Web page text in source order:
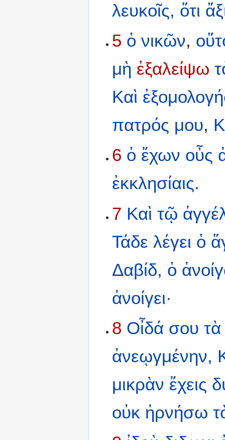
λευκοῖς, ὅτι
5 ὁ νικῶν,
μὴ ἐξαλείψω
Καὶ
πατρός μου,
6 ὁ ἔχων οὖς
ἐκκλησίαις.
7 Καὶ τῷ
Τάδε λέγει ὁ
Δαβίδ, ὁ
ἀνοίγει·
8 Οἶδά σου τὰ
ἀνεῳγμένην,
μικρὰν ἔχεις
οὐκ ἠρνήσω